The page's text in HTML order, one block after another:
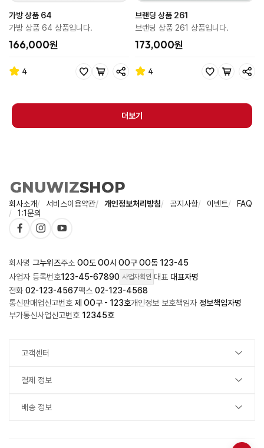
가방 상품 64
가방 상품 64 상품입니다.
166,000원
4
브랜딩 상품 261
브랜딩 상품 261 상품입니다.
173,000원
4
더보기
회사소개 서비스이용약관 개인정보처리방침 공지사항 이벤트
FAQ
1:1문의
회사명 그누위즈주소 OO도 OO시 OO구 OO동 123-45
사업자 등록번호123-45-67890 사업자확인 대표 대표자명
전화 02-123-4567팩스 02-123-4568
통신판매업신고번호 제 OO구 - 123호개인정보 보호책임자 정보책임자명
부가통신사업신고번호 12345호
고객센터
결제 정보
배송 정보